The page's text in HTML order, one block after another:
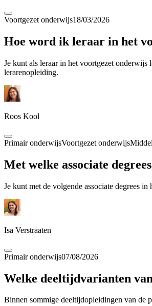
Voortgezet onderwijs18/03/2026
Hoe word ik leraar in het
Je kunt als leraar in het voortgezet onderwijs
lerarenopleiding.
Roos Kool
Primair onderwijsVoortgezet onderwijs
Met welke associate
Je kunt met de volgende associate degrees
Isa Verstraaten
Primair onderwijs07/08/2026
Welke deeltijdvarianten
Binnen sommige deeltijdopleidingen van de